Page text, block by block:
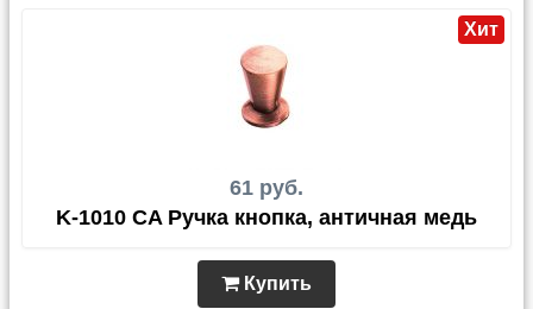
61 руб.
Хит
K-1010 CA Ручка кнопка, античная медь
Купить